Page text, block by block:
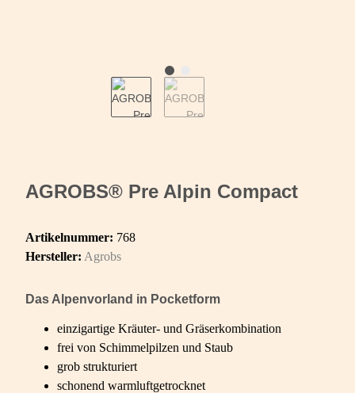
AGROBS® Pre Alpin Compact
Artikelnummer: 768
Hersteller: Agrobs
Das Alpenvorland in Pocketform
einzigartige Kräuter- und Gräserkombination
frei von Schimmelpilzen und Staub
grob strukturiert
schonend warmluftgetrocknet